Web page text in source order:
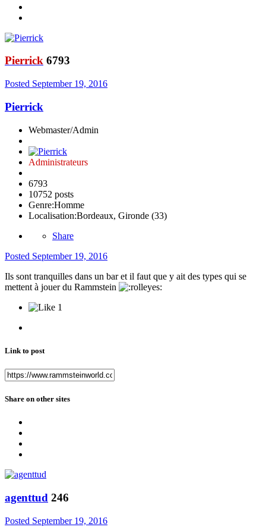
Pierrick 6793
Posted September 19, 2016
Pierrick
Webmaster/Admin
Administrateurs
6793
10752 posts
Genre:Homme
Localisation:Bordeaux, Gironde (33)
Share
Posted September 19, 2016
Ils sont tranquilles dans un bar et il faut que y ait des types qui se
mettent à jouer du Rammstein
1
Link to post
Share on other sites
agenttud 246
Posted September 19, 2016